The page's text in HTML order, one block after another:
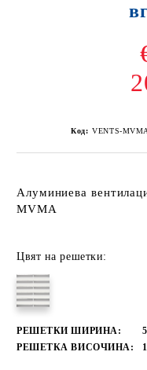
Код:
Алуминиева
MVMA
Цвят на решетки:
РЕШЕТКИ ШИРИНА:
РЕШЕТКА ВИСОЧИНА: